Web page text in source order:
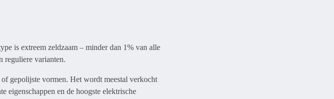
is extreem zeldzaam – minder dan 1% van alle
reguliere varianten.
gepolijste vormen. Het wordt meestal verkocht
eigenschappen en de hoogste elektrische